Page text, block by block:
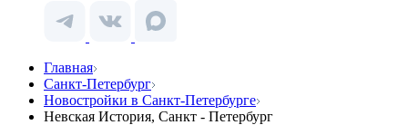
Главная
Санкт-Петербург
Новостройки в Санкт-Петербурге
Невская История, Санкт - Петербург